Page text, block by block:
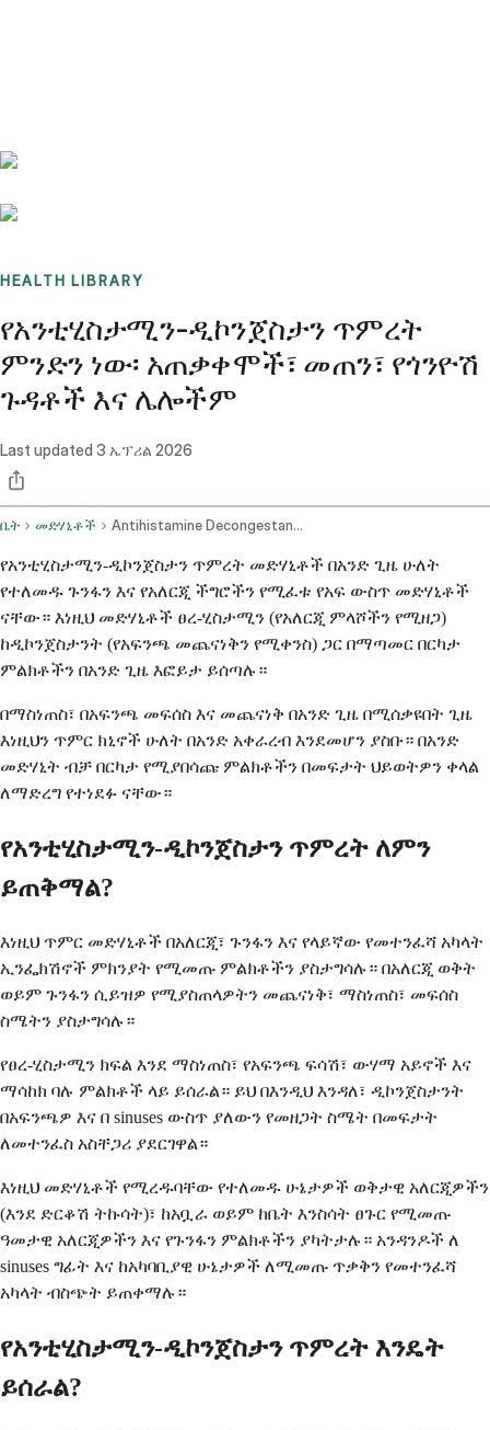
HEALTH LIBRARY
የአንቲሂስታሚን-ዲኮንጀስታን ጥምረት
ምንድን ነው፡ አጠቃቀሞች፣ መጠን፣ የጎንዮሽ
ጉዳቶች እና ሌሎችም
Last updated 3 ኤፕሪል 2026
ቤት መድሃኒቶች Antihistamine Decongestant Combination Oral Route
የአንቲሂስታሚን-ዲኮንጀስታን ጥምረት መድሃኒቶች በአንድ ጊዜ ሁለት
የተለመዱ ጉንፋን እና የአለርጂ ችግሮችን የሚፈቱ የአፍ ውስጥ መድሃኒቶች
ናቸው። እነዚህ መድሃኒቶች ፀረ-ሂስታሚን (የአለርጂ ምላሾችን የሚዘጋ)
ከዲኮንጀስታንት (የአፍንጫ መጨናነቅን የሚቀንስ) ጋር በማጣመር በርካታ
ምልክቶችን በአንድ ጊዜ እፎይታ ይሰጣሉ።
በማስነጠስ፣ በአፍንጫ መፍሰስ እና መጨናነቅ በአንድ ጊዜ በሚሰቃዩበት ጊዜ
እነዚህን ጥምር ክኒኖች ሁለት በአንድ አቀራረብ እንደመሆን ያስቡ። በአንድ
መድሃኒት ብቻ በርካታ የሚያበሳጩ ምልክቶችን በመፍታት ህይወትዎን ቀላል
ለማድረግ የተነደፉ ናቸው።
የአንቲሂስታሚን-ዲኮንጀስታን ጥምረት ለምን
ይጠቅማል?
እነዚህ ጥምር መድሃኒቶች በአለርጂ፣ ጉንፋን እና የላይኛው የመተንፈሻ አካላት
ኢንፌክሽኖች ምክንያት የሚመጡ ምልክቶችን ያስታግሳሉ። በአለርጂ ወቅት
ወይም ጉንፋን ሲይዝዎ የሚያስጠላዎትን መጨናነቅ፣ ማስነጠስ፣ መፍሰስ
ስሜትን ያስታግሳሉ።
የፀረ-ሂስታሚን ክፍል እንደ ማስነጠስ፣ የአፍንጫ ፍሳሽ፣ ውሃማ አይኖች እና
ማሳከክ ባሉ ምልክቶች ላይ ይሰራል። ይህ በእንዲህ እንዳለ፣ ዲኮንጀስታንት
በአፍንጫዎ እና በ sinuses ውስጥ ያለውን የመዘጋት ስሜት በመፍታት
ለመተንፈስ አስቸጋሪ ያደርገዋል።
እነዚህ መድሃኒቶች የሚረዱባቸው የተለመዱ ሁኔታዎች ወቅታዊ አለርጂዎችን
(እንደ ድርቆሽ ትኩሳት)፣ ከአቧራ ወይም ከቤት እንስሳት ፀጉር የሚመጡ
ዓመታዊ አለርጂዎችን እና የጉንፋን ምልክቶችን ያካትታሉ። አንዳንዶች ለ
sinuses ግፊት እና ከአካባቢያዊ ሁኔታዎች ለሚመጡ ጥቃቅን የመተንፈሻ
አካላት ብስጭት ይጠቀማሉ።
የአንቲሂስታሚን-ዲኮንጀስታን ጥምረት እንዴት
ይሰራል?